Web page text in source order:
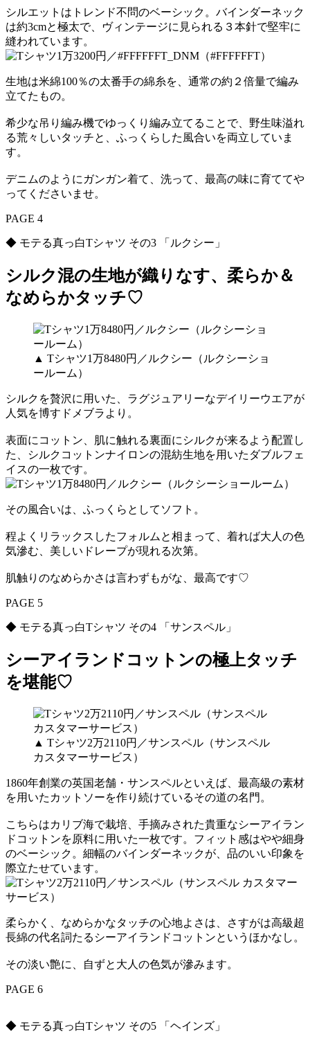
シルエットはトレンド不問のベーシック。バインダーネック
は約3cmと極太で、ヴィンテージに見られる３本針で堅牢に
縫われています。
生地は米綿100％の太番手の綿糸を、通常の約２倍量で編み
立てたもの。
希少な吊り編み機でゆっくり編み立てることで、野生味溢れ
る荒々しいタッチと、ふっくらした風合いを両立していま
す。
デニムのようにガンガン着て、洗って、最高の味に育ててや
ってくださいませ。
PAGE 4
◆ モテる真っ白Tシャツ その3 「ルクシー」
シルク混の生地が織りなす、柔らか＆
なめらかタッチ♡
▲ Tシャツ1万8480円／ルクシー（ルクシーショ
ールーム）
シルクを贅沢に用いた、ラグジュアリーなデイリーウエアが
人気を博すドメブラより。
表面にコットン、肌に触れる裏面にシルクが来るよう配置し
た、シルクコットンナイロンの混紡生地を用いたダブルフェ
イスの一枚です。
その風合いは、ふっくらとしてソフト。
程よくリラックスしたフォルムと相まって、着れば大人の色
気滲む、美しいドレープが現れる次第。
肌触りのなめらかさは言わずもがな、最高です♡
PAGE 5
◆ モテる真っ白Tシャツ その4 「サンスペル」
シーアイランドコットンの極上タッチ
を堪能♡
▲ Tシャツ2万2110円／サンスペル（サンスペル
カスタマーサービス）
1860年創業の英国老舗・サンスペルといえば、最高級の素材
を用いたカットソーを作り続けているその道の名門。
こちらはカリブ海で栽培、手摘みされた貴重なシーアイラン
ドコットンを原料に用いた一枚です。フィット感はやや細身
のベーシック。細幅のバインダーネックが、品のいい印象を
際立たせています。
柔らかく、なめらかなタッチの心地よさは、さすがは高級超
長綿の代名詞たるシーアイランドコットンというほかなし。
その淡い艶に、自ずと大人の色気が滲みます。
PAGE 6
◆ モテる真っ白Tシャツ その5 「ヘインズ」